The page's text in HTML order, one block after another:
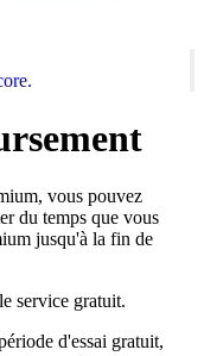
vous pouvez
du temps que vous
jusqu'à la fin de
service gratuit.
d'essai gratuit,